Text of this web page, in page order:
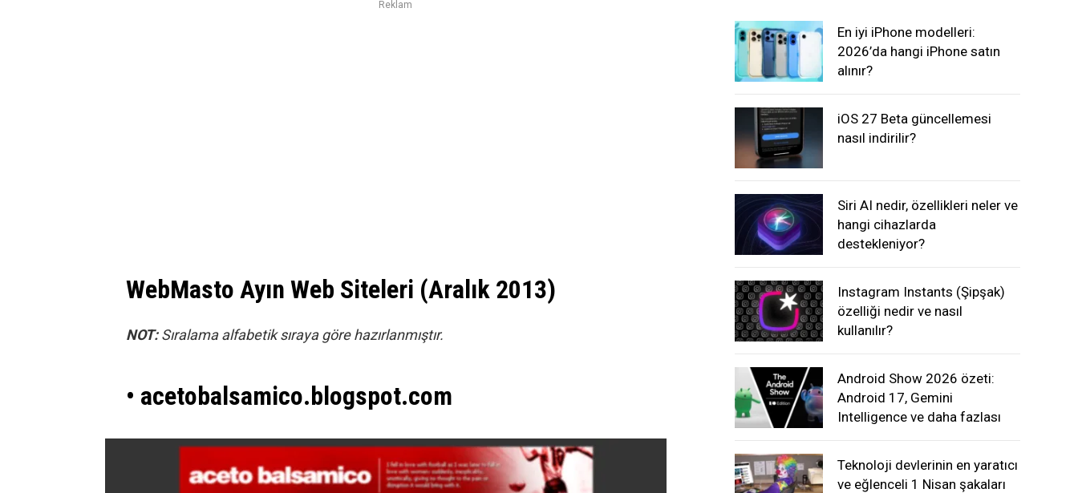
Reklam
WebMasto Ayın Web Siteleri (Aralık 2013)
NOT:Sıralama alfabetik sıraya göre hazırlanmıştır.
• acetobalsamico.blogspot.com
En iyi iPhone modelleri:
2026’da hangi iPhone satın
alınır?
iOS 27 Beta güncellemesi
nasıl indirilir?
Siri AI nedir, özellikleri neler ve
hangi cihazlarda
destekleniyor?
Instagram Instants (Şipşak)
özelliği nedir ve nasıl
kullanılır?
Android Show 2026 özeti:
Android 17, Gemini
Intelligence ve daha fazlası
Teknoloji devlerinin en yaratıcı
ve eğlenceli 1 Nisan şakaları